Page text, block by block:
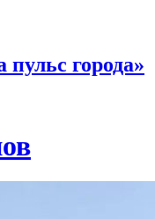
города»